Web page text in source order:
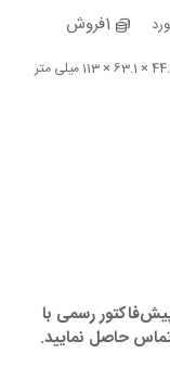
1فروش
: کیبورد: آلکالاین سایز AA (قلمی) - ماوس: آلکالاین سایز AAA (نیم
رسمی با